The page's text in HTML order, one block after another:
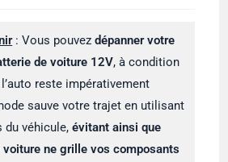
: Vous pouvezdépanner votre
de voiture 12V, à condition
reste impérativement
sauve votre trajet en utilisant
du véhicule,évitant ainsi que
voiture ne grille vos composants